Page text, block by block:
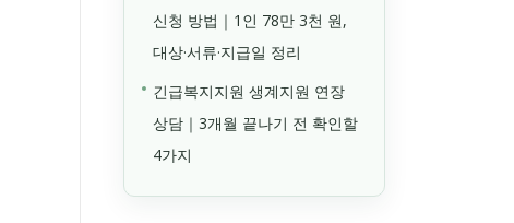
신청 방법｜1인 78만 3천 원,
대상·서류·지급일 정리
긴급복지지원 생계지원 연장
상담｜3개월 끝나기 전 확인할
4가지